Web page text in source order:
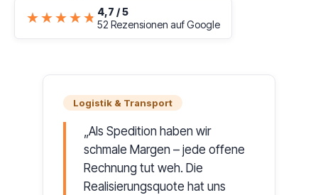
★★★★★
★★★★★ 4,7 / 5
52 Rezensionen auf Google
Logistik & Transport
Als Spedition haben wir
schmale Margen – jede offene
Rechnung tut weh. Die
Realisierungsquote hat uns